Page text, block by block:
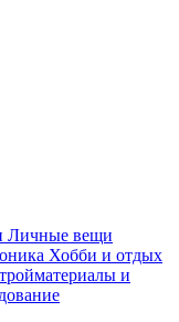
Личные вещи
Хобби и отдых
и